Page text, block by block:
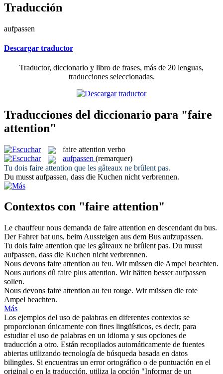
Traducción
aufpassen
Descargar traductor
Traductor, diccionario y libro de frases, más de 20 lenguas,
traducciones seleccionadas.
Traducciones del diccionario para "faire
attention"
faire attention verbo
aufpassen (remarquer)
Tu dois faire attention que les gâteaux ne brûlent pas.
Du musst aufpassen, dass die Kuchen nicht verbrennen.
Contextos con "faire attention"
Le chauffeur nous demanda de faire attention en descendant du bus.
Der Fahrer bat uns, beim Aussteigen aus dem Bus aufzupassen.
Tu dois faire attention que les gâteaux ne brûlent pas. Du musst
aufpassen, dass die Kuchen nicht verbrennen.
Nous devons faire attention au feu. Wir müssen die Ampel beachten.
Nous aurions dû faire plus attention. Wir hätten besseraufpassen
sollen.
Nous devons faire attention au feu rouge. Wir müssen die rote
Ampel beachten.
Más
Los ejemplos del uso de palabras en diferentes contextos se
proporcionan únicamente con fines lingüísticos, es decir, para
estudiar el uso de palabras en un idioma y sus opciones de
traducción a otro. Están recopilados automáticamente de fuentes
abiertas utilizando tecnología de búsqueda basada en datos
bilingües. Si encuentras un error ortográfico o de puntuación en el
original o en la traducción, utiliza la opción "Informar de un